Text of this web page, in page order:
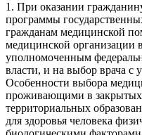
1. При оказании
программы
гражданам медицинской
медицинской организации
уполномоченным
власти, и на выбор врача с
Особенности выбора
проживающими в закрытых
территориальных
для здоровья человека